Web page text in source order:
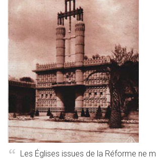
Les Églises issues de la Réforme ne